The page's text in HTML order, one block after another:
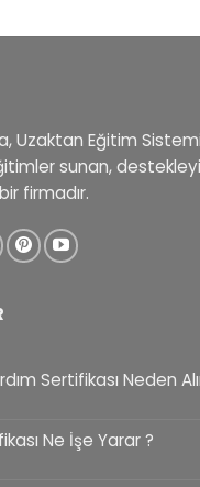
Uzaktan Eğitim
sunan,
firmadır.
Sertifikası Neden
Ne İşe Yarar ?